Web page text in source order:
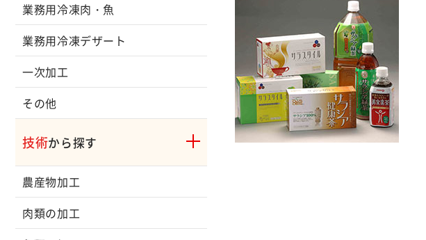
業務用冷凍肉・魚
業務用冷凍デザート
一次加工
その他
技術から探す
農産物加工
肉類の加工